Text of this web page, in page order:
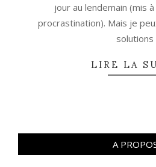
jour au lendemain (mis
procrastination). Mais je
solutions
LIRE LA
A